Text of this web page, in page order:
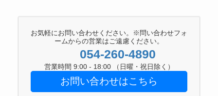
お気軽にお問い合わせください。※問い合わせフォ
ームからの営業はご遠慮ください。
054-260-4890
営業時間 9:00 - 18:00 （日曜・祝日除く）
お問い合わせはこちら